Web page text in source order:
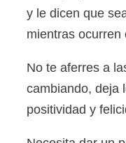
y le dicen que
mientras ocurren
No te aferres a
cambiando, deja
positividad y